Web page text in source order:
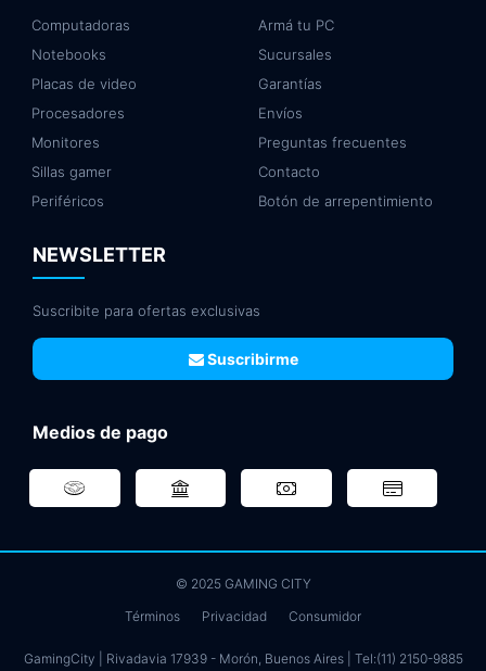
Computadoras
Notebooks
Placas de video
Procesadores
Monitores
Sillas gamer
Periféricos
Armá tu PC
Sucursales
Garantías
Envíos
Preguntas frecuentes
Contacto
Botón de arrepentimiento
NEWSLETTER
Suscribite para ofertas exclusivas
Suscribirme
Medios de pago
© 2025 GAMING CITY
Términos
Privacidad Consumidor
GamingCity | Rivadavia 17939 - Morón, Buenos Aires | Tel:(11) 2150-9885